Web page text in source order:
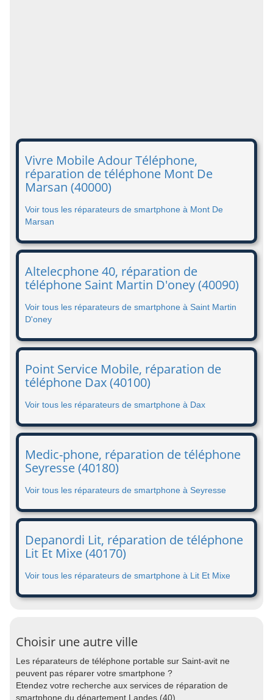
Vivre Mobile Adour Téléphone,
réparation de téléphone Mont De
Marsan (40000)
Voir tous les réparateurs de smartphone à Mont De
Marsan
Altelecphone 40, réparation de
téléphone Saint Martin D'oney (40090)
Voir tous les réparateurs de smartphone à Saint Martin
D'oney
Point Service Mobile, réparation de
téléphone Dax (40100)
Voir tous les réparateurs de smartphone à Dax
Medic-phone, réparation de téléphone
Seyresse (40180)
Voir tous les réparateurs de smartphone à Seyresse
Depanordi Lit, réparation de téléphone
Lit Et Mixe (40170)
Voir tous les réparateurs de smartphone à Lit Et Mixe
Choisir une autre ville
Les réparateurs de téléphone portable sur Saint-avit ne
peuvent pas réparer votre smartphone ?
Etendez votre recherche aux services de réparation de
smartphone du département Landes (40).